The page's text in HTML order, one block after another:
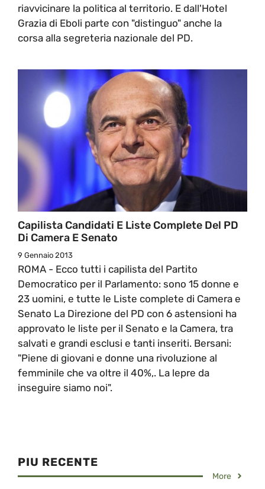
riavvicinare la politica al territorio. E dall'Hotel
Grazia di Eboli parte con "distinguo" anche la
corsa alla segreteria nazionale del PD.
Capilista Candidati E Liste Complete Del PD
Di Camera E Senato
9 Gennaio 2013
ROMA - Ecco tutti i capilista del Partito
Democratico per il Parlamento: sono 15 donne e
23 uomini, e tutte le Liste complete di Camera e
Senato La Direzione del PD con 6 astensioni ha
approvato le liste per il Senato e la Camera, tra
salvati e grandi esclusi e tanti inseriti. Bersani:
"Piene di giovani e donne una rivoluzione al
femminile che va oltre il 40%,. La lepre da
inseguire siamo noi".
PIU RECENTE
More